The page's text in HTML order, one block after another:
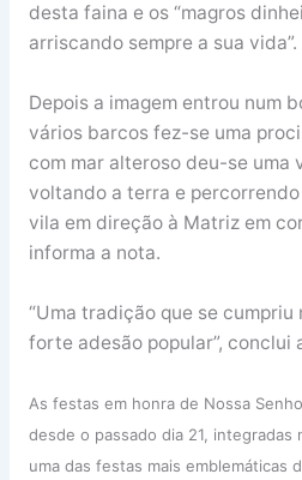
desta faina e os “magros
arriscando sempre a sua vida”.
Depois a imagem entrou num
vários barcos fez-se uma
com mar alteroso deu-se uma
voltando a terra e
vila em direção à Matriz em
informa a nota.
“Uma tradição que se cumpriu
forte adesão popular”, conclui
As festas em honra de Nossa
desde o passado dia 21, integradas
uma das festas mais emblemáticas